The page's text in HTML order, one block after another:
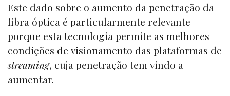
Este dado sobre o aumento da penetração da
fibra óptica é particularmente relevante
porque esta tecnologia permite as melhores
condições de visionamento das plataformas de
streaming, cuja penetração tem vindo a
aumentar.